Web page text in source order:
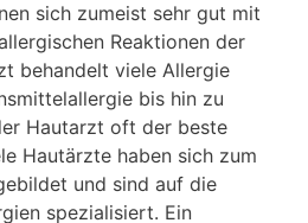
sich zumeist sehr gut mit
Reaktionen der
behandelt viele Allergie
bis hin zu
Hautarzt oft der beste
Hautärzte haben sich zum
und sind auf die
spezialisiert. Ein